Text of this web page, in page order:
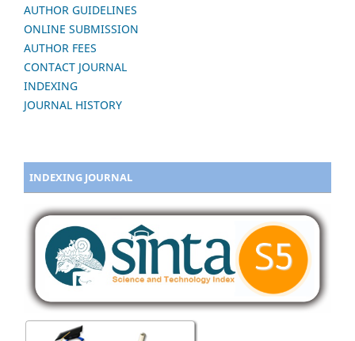
AUTHOR GUIDELINES
ONLINE SUBMISSION
AUTHOR FEES
CONTACT JOURNAL
INDEXING
JOURNAL HISTORY
INDEXING JOURNAL